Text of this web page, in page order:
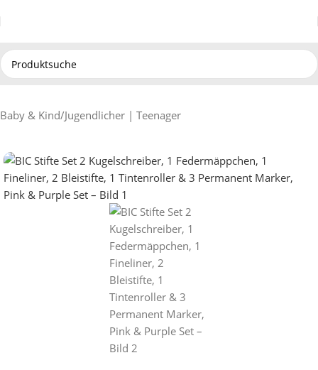
Baby & Kind/Jugendlicher | Teenager